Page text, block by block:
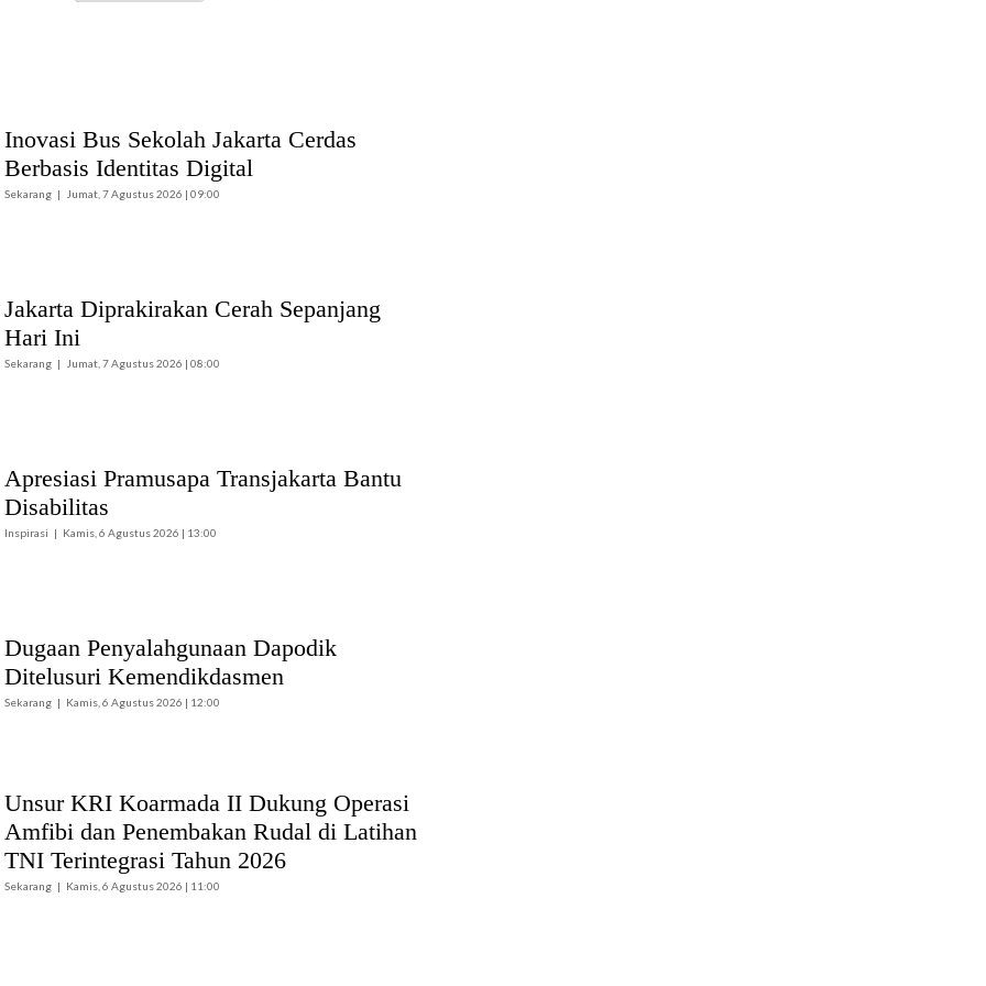
Kabupaten Lingga,
Kepulauan Riau.
(Foto: Pen/2)
Inovasi Bus Sekolah Jakarta Cerdas
Berbasis Identitas Digital
Sekarang Jumat, 7 Agustus 2026 | 09:00
Jakarta Diprakirakan Cerah Sepanjang
Hari Ini
Sekarang Jumat, 7 Agustus 2026 | 08:00
Apresiasi Pramusapa Transjakarta Bantu
Disabilitas
Inspirasi Kamis, 6 Agustus 2026 | 13:00
Dugaan Penyalahgunaan Dapodik
Ditelusuri Kemendikdasmen
Sekarang Kamis, 6 Agustus 2026 | 12:00
Unsur KRI Koarmada II Dukung Operasi
Amfibi dan Penembakan Rudal di Latihan
TNI Terintegrasi Tahun 2026
Sekarang Kamis, 6 Agustus 2026 | 11:00